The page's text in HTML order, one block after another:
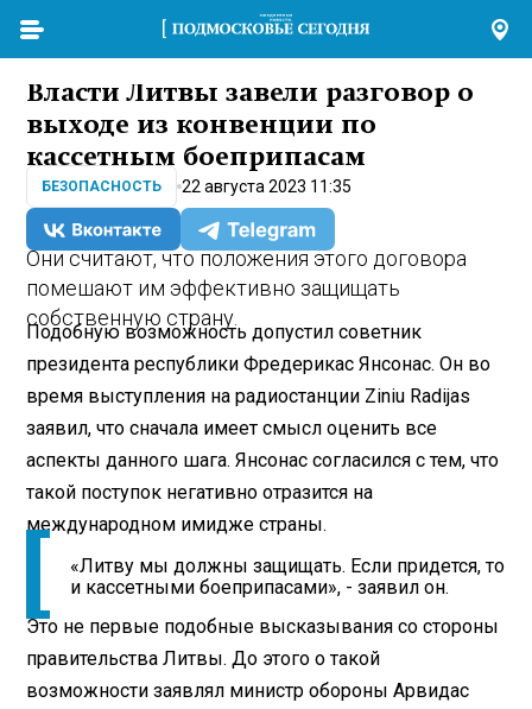
Власти Литвы завели разговор о
выходе из конвенции по
кассетным боеприпасам
БЕЗОПАСНОСТЬ 22 августа 2023 11:35
Они считают, что положения этого договора
помешают им эффективно защищать
собственную страну.
Подобную возможность допустил советник
президента республики Фредерикас Янсонас. Он во
время выступления на радиостанции Ziniu Radijas
заявил, что сначала имеет смысл оценить все
аспекты данного шага. Янсонас согласился с тем, что
такой поступок негативно отразится на
международном имидже страны.
«Литву мы должны защищать. Если придется, то
и кассетными боеприпасами», - заявил он.
Это не первые подобные высказывания со стороны
правительства Литвы. До этого о такой
возможности заявлял министр обороны Арвидас